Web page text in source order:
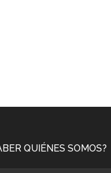
QUIÉNES SOMOS?